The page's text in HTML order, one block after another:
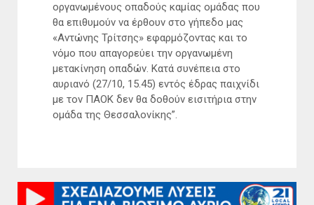
οργανωμένους οπαδούς καμίας ομάδας που
θα επιθυμούν να έρθουν στο γήπεδο μας
«Αντώνης Τρίτσης» εφαρμόζοντας και το
νόμο που απαγορεύει την οργανωμένη
μετακίνηση οπαδών. Κατά συνέπεια στο
αυριανό (27/10, 15.45) εντός έδρας παιχνίδι
με τον ΠΑΟΚ δεν θα δοθούν εισιτήρια στην
ομάδα της Θεσσαλονίκης”.